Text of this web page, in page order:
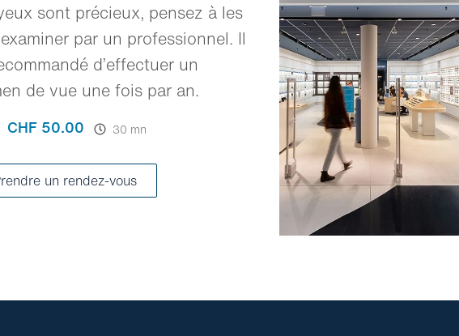
sont précieux, pensez à les
par un professionnel. Il
d’effectuer un
de vue une fois par an.
CHF 50.00 30 mn
un rendez-vous